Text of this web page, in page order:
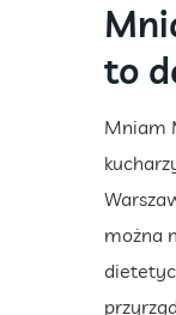
to
Mniam
można